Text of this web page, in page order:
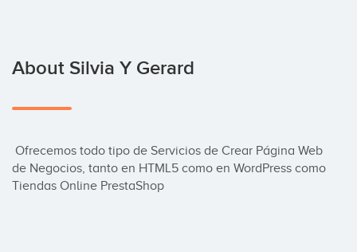
About Silvia Y Gerard
de Negocios, tanto en HTML5 como en WordPress como
Tiendas Online PrestaShop